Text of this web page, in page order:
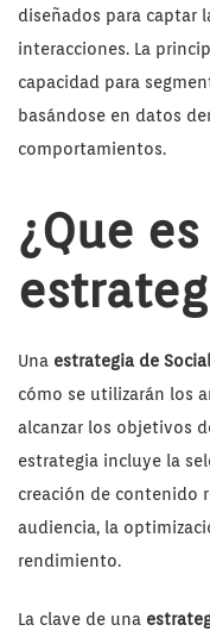
diseñados para captar
interacciones. La
capacidad para
basándose en datos
comportamientos.
¿Que
Una estrategia de
cómo se utilizarán los
alcanzar los objetivos
estrategia incluye la
creación de contenido
audiencia, la
rendimiento.
La clave de una